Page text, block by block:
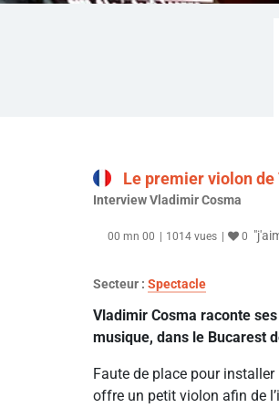
Le premier violon
Interview Vladimir Cosma
00 mn 00 1014 vues 0
Secteur : Spectacle
Vladimir Cosma raconte
musique, dans le Bucarest
Faute de place pour
offre un petit violon afin de